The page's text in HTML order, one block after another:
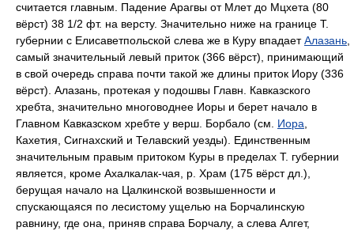
считается главным. Падение Арагвы от Млет до Мцхета (80
вёрст) 38 1/2 фт. на версту. Значительно ниже на границе Т.
губернии с Елисаветпольской слева же в Куру впадаетАлазань,
самый значительный левый приток (366 вёрст), принимающий
в свой очередь справа почти такой же длины приток Иору (336
вёрст). Алазань, протекая у подошвы Главн. Кавказского
хребта, значительно многоводнее Иоры и берет начало в
Главном Кавказском хребте у верш. Борбало (см. Иора,
Кахетия, Сигнахский и Телавский уезды). Единственным
значительным правым притоком Куры в пределах Т. губернии
является, кроме Ахалкалак-чая, р. Храм (175 вёрст дл.),
берущая начало на Цалкинской возвышенности и
спускающаяся по лесистому ущелью на Борчалинскую
равнину, где она, приняв справа Борчалу, а слева Алгет,